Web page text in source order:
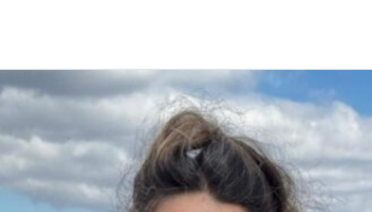
Latest
stories